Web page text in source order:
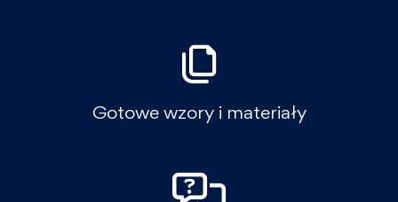
Gotowe wzory i materiały